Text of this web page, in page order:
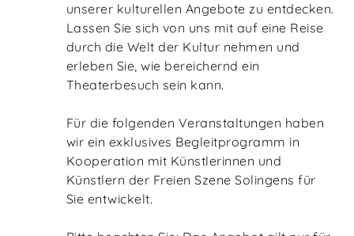
unserer kulturellen Angebote zu entdecken.
Lassen Sie sich von uns mit auf eine Reise
durch die Welt der Kultur nehmen und
erleben Sie, wie bereichernd ein
Theaterbesuch sein kann.
Für die folgenden Veranstaltungen haben
wir ein exklusives Begleitprogramm in
Kooperation mit Künstlerinnen und
Künstlern der Freien Szene Solingens für
Sie entwickelt.